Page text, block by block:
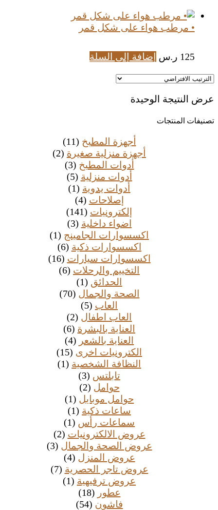
• مرطب هواء على شكل قمر
125 ر.س إضافة إلى السلة
عرض النتيجة الوحيدة
تصنيفات المنتجات
أجهزة المطبخ (11)
أجهزة منزلية صغيرة (2)
أدوات المطبخ (3)
أدوات منزلية (5)
أدوات يدوية (1)
إصلاحات (4)
إلكترونيات (141)
اضواء داخلية (3)
اكسسوارات الجامينج (1)
اكسسوارات ذكية (6)
اكسسوارات سيارات (16)
التخييم والرحلات (6)
الحدائق (1)
الصحة والجمال (70)
العاب (5)
العاب اطفال (2)
العناية بالبشرة (6)
العناية بالشعر (4)
الكترونيات اخرى (15)
النظافة الشخصية (1)
تابلتس (3)
حوامل (2)
حوامل موبايل (1)
ساعات ذكية (1)
سماعات رأس (1)
عروض الالكترونيات (2)
عروض الصحة والجمال (3)
عروض المنزل (4)
عروض تاجر الحصرية (7)
عروض ترفيهية (1)
عطور (18)
فاشون (54)